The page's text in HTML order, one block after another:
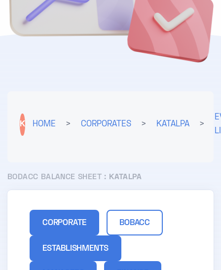
K HOME > CORPORATES > KATALPA >
BODACC BALANCE SHEET : KATALPA
CORPORATE BOBACC
ESTABLISHMENTS